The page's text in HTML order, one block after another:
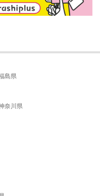
島県
奈川県